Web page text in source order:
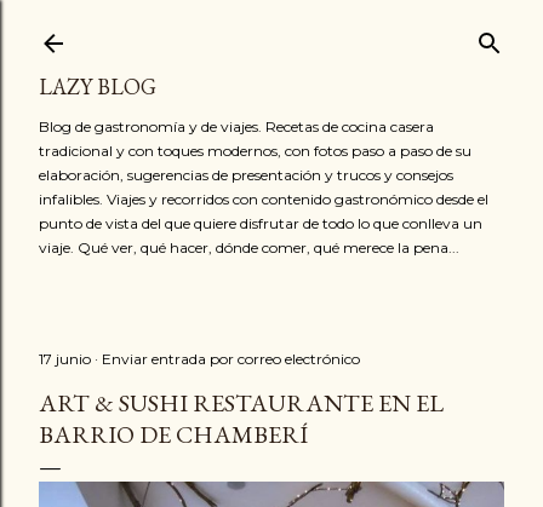
LAZY BLOG
Blog de gastronomía y de viajes. Recetas de cocina casera
tradicional y con toques modernos, con fotos paso a paso de su
elaboración, sugerencias de presentación y trucos y consejos
infalibles. Viajes y recorridos con contenido gastronómico desde el
punto de vista del que quiere disfrutar de todo lo que conlleva un
viaje. Qué ver, qué hacer, dónde comer, qué merece la pena...
17 junio Enviar entrada por correo electrónico
ART & SUSHI RESTAURANTE EN EL
BARRIO DE CHAMBERÍ